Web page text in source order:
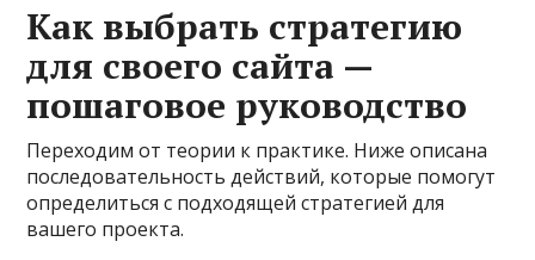
Как выбрать стратегию
для своего сайта —
пошаговое руководство
Переходим от теории к практике. Ниже описана
последовательность действий, которые помогут
определиться с подходящей стратегией для
вашего проекта.